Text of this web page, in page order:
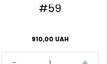
#59
910,00 UAH